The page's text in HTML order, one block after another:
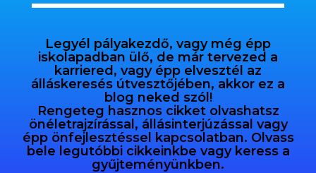
Legyél pályakezdő, vagy még épp
iskolapadban ülő, de már tervezed a
karriered, vagy épp elvesztél az
álláskeresés útvesztőjében, akkor ez a
blog neked szól!
Rengeteg hasznos cikket olvashatsz
önéletrajzírással, állásinterjúzással vagy
épp önfejlesztéssel kapcsolatban. Olvass
bele legutóbbi cikkeinkbe vagy keress a
gyűjteményünkben.